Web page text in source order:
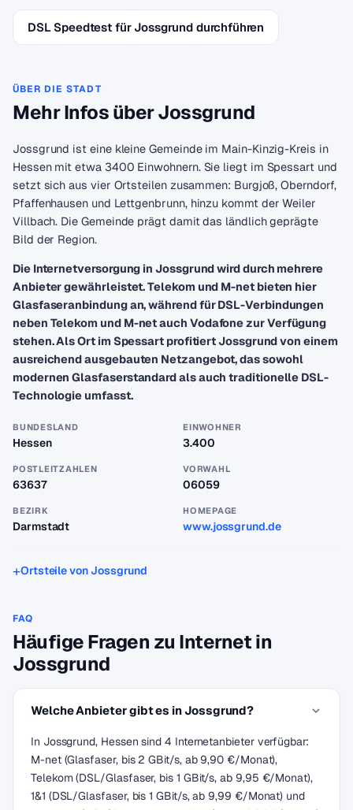
DSL Speedtest für Jossgrund durchführen
ÜBER DIE STADT
Mehr Infos über Jossgrund
Jossgrund ist eine kleine Gemeinde im Main-Kinzig-Kreis in
Hessen mit etwa 3400 Einwohnern. Sie liegt im Spessart und
setzt sich aus vier Ortsteilen zusammen: Burgjoß, Oberndorf,
Pfaffenhausen und Lettgenbrunn, hinzu kommt der Weiler
Villbach. Die Gemeinde prägt damit das ländlich geprägte
Bild der Region.
Die Internetversorgung in Jossgrund wird durch mehrere
Anbieter gewährleistet. Telekom und M-net bieten hier
Glasfaseranbindung an, während für DSL-Verbindungen
neben Telekom und M-net auch Vodafone zur Verfügung
stehen. Als Ort im Spessart profitiert Jossgrund von einem
ausreichend ausgebauten Netzangebot, das sowohl
modernen Glasfaserstandard als auch traditionelle DSL-
Technologie umfasst.
BUNDESLAND
Hessen
EINWOHNER
3.400
POSTLEITZAHLEN
63637
VORWAHL
06059
BEZIRK
Darmstadt
HOMEPAGE
www.jossgrund.de
Ortsteile von Jossgrund
FAQ
Häufige Fragen zu Internet in
Jossgrund
Welche Anbieter gibt es in Jossgrund?
In Jossgrund, Hessen sind 4 Internetanbieter verfügbar:
M-net (Glasfaser, bis 2 GBit/s, ab 9,90 €/Monat),
Telekom (DSL/Glasfaser, bis 1 GBit/s, ab 9,95 €/Monat),
1&1 (DSL/Glasfaser, bis 1 GBit/s, ab 9,99 €/Monat) und